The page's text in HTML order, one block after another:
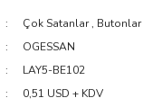
Çok Satanlar, Butonlar
OGESSAN
LAY5-BE102
0,51 USD + KDV